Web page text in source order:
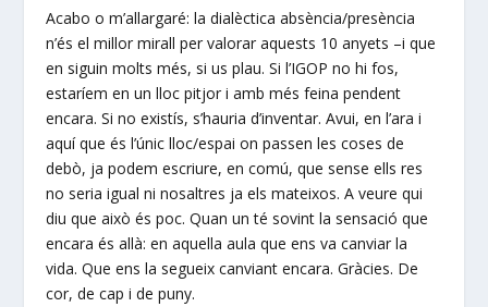
Acabo o m’allargaré: la dialèctica absència/presència
n’és el millor mirall per valorar aquests 10 anyets –i que
en siguin molts més, si us plau. Si l’IGOP no hi fos,
estaríem en un lloc pitjor i amb més feina pendent
encara. Si no existís, s’hauria d’inventar. Avui, en l’ara i
aquí que és l’únic lloc/espai on passen les coses de
debò, ja podem escriure, en comú, que sense ells res
no seria igual ni nosaltres ja els mateixos. A veure qui
diu que això és poc. Quan un té sovint la sensació que
encara és allà: en aquella aula que ens va canviar la
vida. Que ens la segueix canviant encara. Gràcies. De
cor, de cap i de puny.